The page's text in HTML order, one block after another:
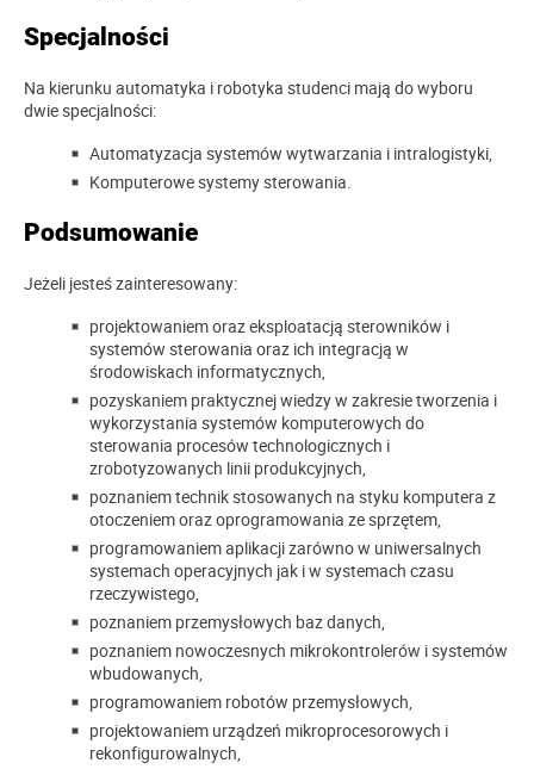
Specjalności
Na kierunku automatyka i robotyka studenci mają do wyboru
dwie specjalności:
Automatyzacja systemów wytwarzania i intralogistyki,
Komputerowe systemy sterowania.
Podsumowanie
Jeżeli jesteś zainteresowany:
projektowaniem oraz eksploatacją sterowników i
systemów sterowania oraz ich integracją w
środowiskach informatycznych,
pozyskaniem praktycznej wiedzy w zakresie tworzenia i
wykorzystania systemów komputerowych do
sterowania procesów technologicznych i
zrobotyzowanych linii produkcyjnych,
poznaniem technik stosowanych na styku komputera z
otoczeniem oraz oprogramowania ze sprzętem,
programowaniem aplikacji zarówno w uniwersalnych
systemach operacyjnych jak i w systemach czasu
rzeczywistego,
poznaniem przemysłowych baz danych,
poznaniem nowoczesnych mikrokontrolerów i systemów
wbudowanych,
programowaniem robotów przemysłowych,
projektowaniem urządzeń mikroprocesorowych i
rekonfigurowalnych,